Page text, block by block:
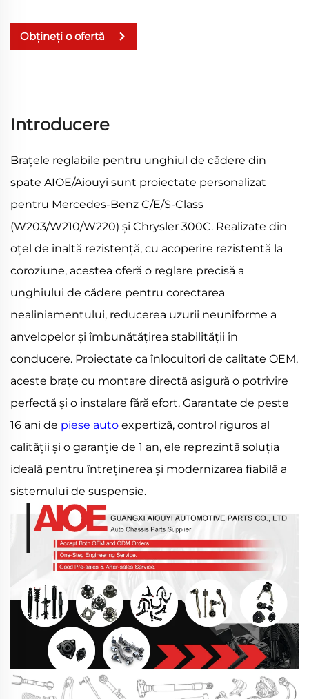
Obțineți o ofertă
Introducere
Brațele reglabile pentru unghiul de cădere din
spate AIOE/Aiouyi sunt proiectate personalizat
pentru Mercedes-Benz C/E/S-Class
(W203/W210/W220) și Chrysler 300C. Realizate din
oțel de înaltă rezistență, cu acoperire rezistentă la
coroziune, acestea oferă o reglare precisă a
unghiului de cădere pentru corectarea
nealiniamentului, reducerea uzurii neuniforme a
anvelopelor și îmbunătățirea stabilității în
conducere. Proiectate ca înlocuitori de calitate OEM,
aceste brațe cu montare directă asigură o potrivire
perfectă și o instalare fără efort. Garantate de peste
16 ani de piese auto expertiză, control riguros al
calității și o garanție de 1 an, ele reprezintă soluția
ideală pentru întreținerea și modernizarea fiabilă a
sistemului de suspensie.